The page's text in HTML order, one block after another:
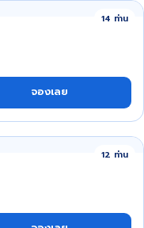
14 ท่าน
จองเลย
12 ท่าน